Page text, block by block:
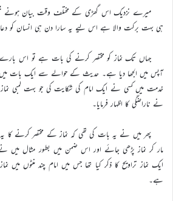
میرے نزدیک اس گھڑی کے مختلف وقت بیان ہونے
ہی بہت برکت والا ہے اس لیے یہ سارا دن ہی انسان کو
جہاں تک نماز کو مختصر کرنے کی بات ہے تو اس
آپس میں الجھا دیا ہے۔ حدیث کے حوالے سے ایک بات
خدمت میں کسی نے ایک امام کی شکایت کی جو بہت لمبی
نے ناراضگی کا اظہار فرمایا۔
پھر میں نے یہ بات کی تھی کہ نماز کے مختصر کرنے کا
مار کر نماز پڑھی جائے اور اس ضمن میں بطور مثال میں نے
ایک نماز تراویح کا ذکر کیا تھا جس میں امام چند منٹوں میں
ہے۔